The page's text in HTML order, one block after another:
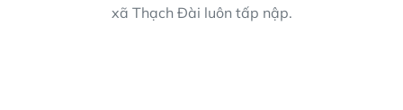
xã Thạch Đài luôn tấp nập.